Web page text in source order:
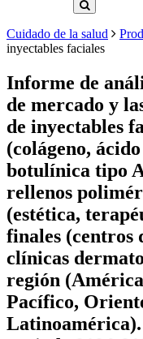
Cuidado de la salud
inyectables faciales
Informe de
de mercado y
de inyectables
(colágeno,
botulínica tipo
rellenos
(estética,
finales (centros
clínicas
región
Pacífico,